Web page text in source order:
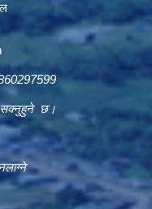
सक्नुहुने छ।